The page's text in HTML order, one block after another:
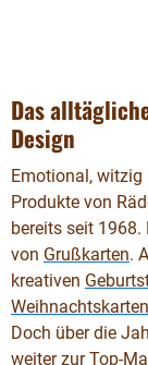
Das
Design
Emotional, witzig
Produkte von
bereits seit
von Grußkarten.
kreativen
Weihnachtskarten
Doch über die
weiter zur Top-